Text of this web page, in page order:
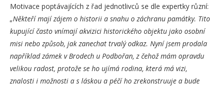
Motivace poptávajících z řad jednotlivců se dle expertky různí:
„Někteří mají zájem o historii a snahu o záchranu památky. Tito
kupující často vnímají akvizici historického objektu jako osobní
misi nebo způsob, jak zanechat trvalý odkaz. Nyní jsem prodala
například zámek v Brodech u Podbořan, z čehož mám opravdu
velikou radost, protože se ho ujímá rodina, která má vizi,
znalosti i možnosti a s láskou a péčí ho zrekonstruuje a bude